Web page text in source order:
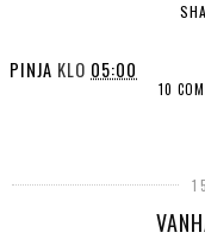
PINJA KLO 05:00
10